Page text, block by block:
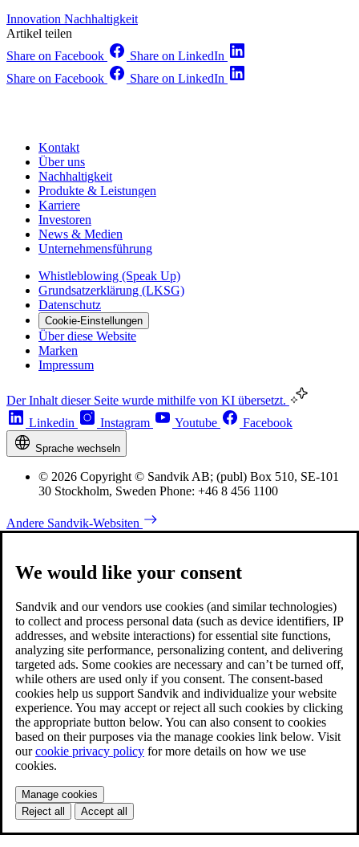
Innovation Nachhaltigkeit
Artikel teilen
Share on Facebook
Share on LinkedIn
Share on Facebook
Share on LinkedIn
Kontakt
Über uns
Nachhaltigkeit
Produkte & Leistungen
Karriere
Investoren
News & Medien
Unternehmensführung
Whistleblowing (Speak Up)
Grundsatzerklärung (LKSG)
Datenschutz
Cookie-Einstellungen
Über diese Website
Marken
Impressum
Der Inhalt dieser Seite wurde mithilfe von KI übersetzt.
Linkedin
Instagram Youtube Facebook
Sprache wechseln
© 2026 Copyright © Sandvik AB; (publ) Box 510, SE-101
30 Stockholm, Sweden Phone: +46 8 456 1100
Andere Sandvik-Websiten
We would like your consent
Sandvik and our vendors use cookies (and similar technologies)
to collect and process personal data (such as device identifiers, IP
addresses, and website interactions) for essential site functions,
analyzing site performance, personalizing content, and delivering
targeted ads. Some cookies are necessary and can’t be turned off,
while others are used only if you consent. The consent-based
cookies help us support Sandvik and individualize your website
experience. You may accept or reject all such cookies by clicking
the appropriate button below. You can also consent to cookies
based on their purposes via the manage cookies link below. Visit
ourcookie privacy policy for more details on how we use
cookies.
Manage cookies
Reject all
Accept all